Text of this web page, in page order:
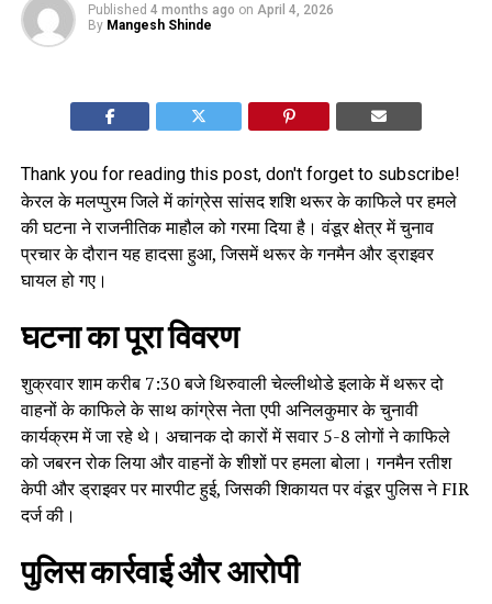
Published 4 months ago on April 4, 2026
By Mangesh Shinde
Thank you for reading this post, don't forget to subscribe!
केरल के मलप्पुरम जिले में कांग्रेस सांसद शशि थरूर के काफिले पर हमले
की घटना ने राजनीतिक माहौल को गरमा दिया है। वंडूर क्षेत्र में चुनाव
प्रचार के दौरान यह हादसा हुआ, जिसमें थरूर के गनमैन और ड्राइवर
घायल हो गए।
घटना का पूरा विवरण
शुक्रवार शाम करीब 7:30 बजे थिरुवाली चेल्लीथोडे इलाके में थरूर दो
वाहनों के काफिले के साथ कांग्रेस नेता एपी अनिलकुमार के चुनावी
कार्यक्रम में जा रहे थे। अचानक दो कारों में सवार 5-8 लोगों ने काफिले
को जबरन रोक लिया और वाहनों के शीशों पर हमला बोला। गनमैन रतीश
केपी और ड्राइवर पर मारपीट हुई, जिसकी शिकायत पर वंडूर पुलिस ने FIR
दर्ज की।
पुलिस कार्रवाई और आरोपी